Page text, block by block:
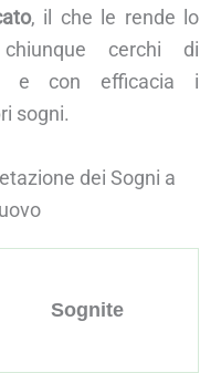
, il che le rende lo
cerchi di
e con efficacia i
sogni.
dei Sogni a
Sognite